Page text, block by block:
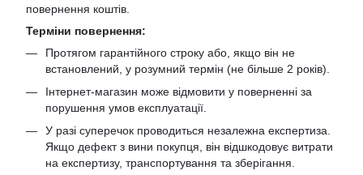
повернення коштів.
Терміни повернення:
Протягом гарантійного строку або, якщо він не
встановлений, у розумний термін (не більше 2 років).
Інтернет-магазин може відмовити у поверненні за
порушення умов експлуатації.
У разі суперечок проводиться незалежна експертиза.
Якщо дефект з вини покупця, він відшкодовує витрати
на експертизу, транспортування та зберігання.